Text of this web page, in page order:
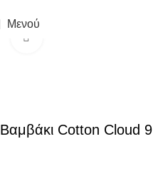
Μενού
Βαμβάκι Cotton Cloud 9